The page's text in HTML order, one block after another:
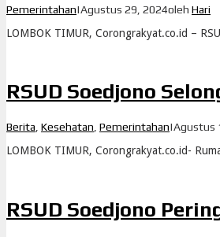
Pemerintahan|Agustus 29, 2024oleh Hari
LOMBOK TIMUR, Corongrakyat.co.id –
RSUD Soedjono
Berita Kesehatan Pemerintahan|Agustus
LOMBOK TIMUR, Corongrakyat.co.id-
RSUD Soedjono